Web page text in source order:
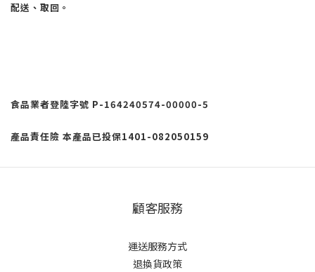
配送、取回。
食品業者登陸字號 P-164240574-00000-5
產品責任險 本產品已投保1401-082050159
顧客服務
運送服務方式
退換貨政策